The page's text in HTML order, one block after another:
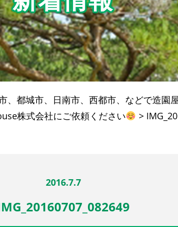
、都城市、日南市、西都市、などで造園
株式会社にご依頼ください
>
2016.7.7